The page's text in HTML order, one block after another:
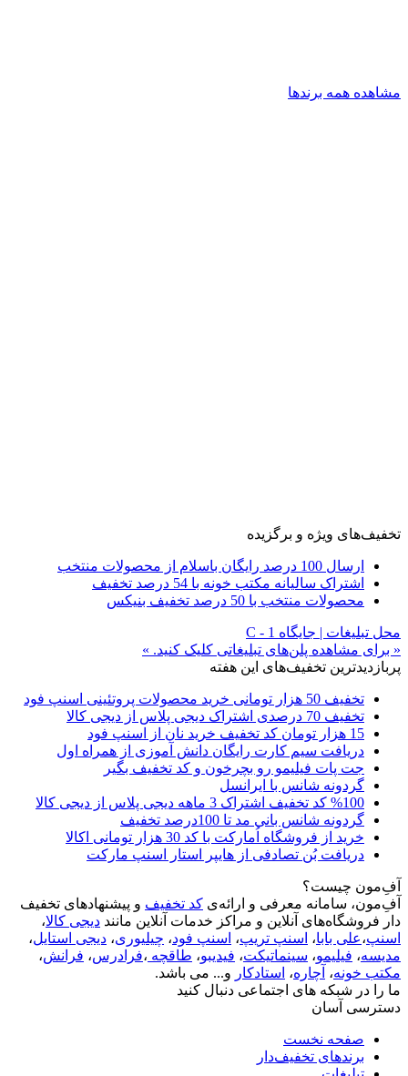
مشاهده همه برندها
تخفیف‌های ویژه و برگزیده
ارسال 100 درصد رایگان باسلام از محصولات منتخب
اشتراک سالیانه مکتب خونه با 54 درصد تخفیف
محصولات منتخب با 50 درصد تخفیف بنیکس
محل تبلیغات | جایگاه C - 1
« برای مشاهده پلن‌های تبلیغاتی کلیک کنید. »
پربازدیدترین تخفیف‌های این هفته
تخفیف 50 هزار تومانی خرید محصولات پروتئینی اسنپ فود
تخفیف 70 درصدی اشتراک دیجی پلاس از دیجی کالا
15 هزار تومان کد تخفیف خرید نان از اسنپ فود
دریافت سیم کارت رایگان دانش آموزی از همراه اول
جت پات فیلیمو رو بچرخون و کد تخفیف بگیر
گردونه شانس با ایرانسل
%100 کد تخفیف اشتراک 3 ماهه دیجی پلاس از دیجی کالا
گردونه شانس بانی مد تا 100درصد تخفیف
خرید از فروشگاه اُمارکت با کد 30 هزار تومانی اکالا
دریافت بُن تصادفی از هایپر استار اسنپ مارکت
آفِ‌مون چیست؟
آفِ‌مون، سامانه معرفی و ارائه‌ی کد تخفیف و پیشنهادهای تخفیف
دار فروشگاه‌های آنلاین و مراکز خدمات آنلاین مانند دیجی کالا،
اسنپ،علی بابا، اسنپ تریپ، اسنپ فود، چیلیوری، دیجی استایل،
مدیسه، فیلیمو، سینماتیکت، فیدیبو، طاقچه ،فرادرس، فرانش،
مکتب خونه، آچاره، استادکار و... می باشد.
ما را در شبکه های اجتماعی دنبال کنید
دسترسی آسان
صفحه نخست
برندهای تخفیف‌دار